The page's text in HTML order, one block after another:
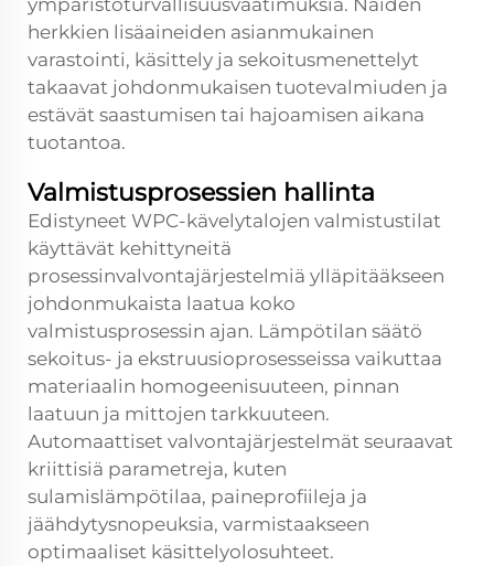
ympäristöturvallisuusvaatimuksia. Näiden
herkkien lisäaineiden asianmukainen
varastointi, käsittely ja sekoitusmenettelyt
takaavat johdonmukaisen tuotevalmiuden ja
estävät saastumisen tai hajoamisen aikana
tuotantoa.
Valmistusprosessien hallinta
Edistyneet WPC-kävelytalojen valmistustilat
käyttävät kehittyneitä
prosessinvalvontajärjestelmiä ylläpitääkseen
johdonmukaista laatua koko
valmistusprosessin ajan. Lämpötilan säätö
sekoitus- ja ekstruusioprosesseissa vaikuttaa
materiaalin homogeenisuuteen, pinnan
laatuun ja mittojen tarkkuuteen.
Automaattiset valvontajärjestelmät seuraavat
kriittisiä parametreja, kuten
sulamislämpötilaa, paineprofiileja ja
jäähdytysnopeuksia, varmistaakseen
optimaaliset käsittelyolosuhteet.